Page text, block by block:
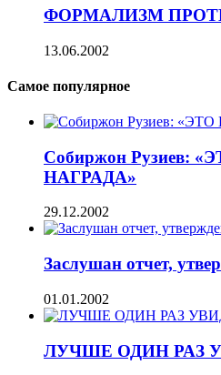
ФОРМАЛИЗМ
13.06.2002
Самое популярное
Собиржон Рузиев:
НАГРАДА»
29.12.2002
Заслушан отчет,
01.01.2002
ЛУЧШЕ ОДИН РАЗ